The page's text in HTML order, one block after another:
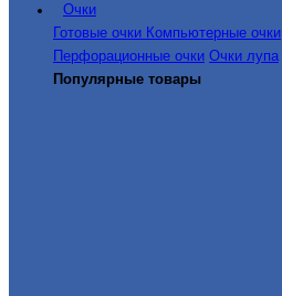
Очки
Готовые очки Компьютерные очки
Перфорационные очки Очки лупа
Популярные товары